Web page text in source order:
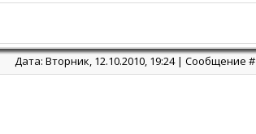
Дата: Вторник, 12.10.2010, 19:24 | Сообщение #